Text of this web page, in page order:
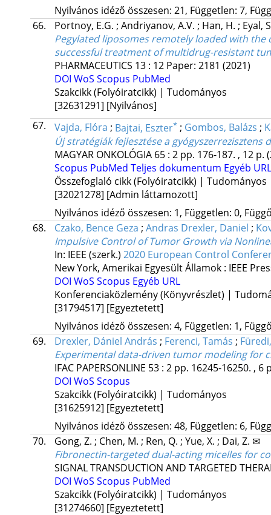
Nyilvános idéző összesen: 21, Független: 7,
66.
Portnoy, E.G. ; Andriyanov, A.V. ; Han, H. ; Eyal,
Pegylated liposomes remotely loaded with
successful treatment of multidrug-resistant
PHARMACEUTICS 13: 12 Paper: 2181 (2021)
DOI WoS Scopus PubMed
Szakcikk (Folyóiratcikk) | Tudományos
[32631291] [Nyilvános]
67.
Vajda, Flóra ; Bajtai, Eszter* ; Gombos, Balázs ;
Új stratégiák fejlesztése a gyógyszerrezisztens
MAGYAR ONKOLÓGIA 65: 2 pp. 176-187. , 12 p.
Scopus PubMed Teljes dokumentum Egyéb
Összefoglaló cikk (Folyóiratcikk) | Tudományos
[32021278] [Admin láttamozott]
Nyilvános idéző összesen: 1, Független: 0,
68.
Czako, Bence Geza ; Andras Drexler, Daniel ;
Impulsive Control of Tumor Growth via
In: IEEE (szerk.) 2020 European Control
New York, Amerikai Egyesült Államok : IEEE
DOI WoS Scopus Egyéb URL
Konferenciaközlemény (Könyvrészlet) |
[31794517] [Egyeztetett]
Nyilvános idéző összesen: 4, Független: 1,
69.
Drexler, Dániel András ; Ferenci, Tamás ;
Experimental data-driven tumor modeling for
IFAC PAPERSONLINE 53: 2 pp. 16245-16250. , 6
DOI WoS Scopus
Szakcikk (Folyóiratcikk) | Tudományos
[31625912] [Egyeztetett]
Nyilvános idéző összesen: 48, Független: 6,
70.
Gong, Z. ; Chen, M. ; Ren, Q. ; Yue, X. ; Dai, Z. ✉
Fibronectin-targeted dual-acting micelles for
SIGNAL TRANSDUCTION AND TARGETED
DOI WoS Scopus PubMed
Szakcikk (Folyóiratcikk) | Tudományos
[31274660] [Egyeztetett]